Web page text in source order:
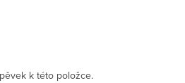
k této položce.